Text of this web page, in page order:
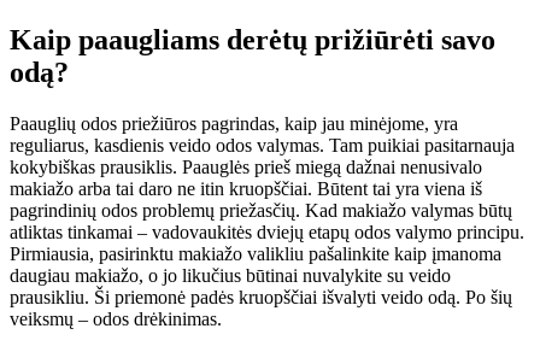
Kaip paaugliams derėtų prižiūrėti savo
odą?
Paauglių odos priežiūros pagrindas, kaip jau minėjome, yra
reguliarus, kasdienis veido odos valymas. Tam puikiai pasitarnauja
kokybiškas prausiklis. Paauglės prieš miegą dažnai nenusivalo
makiažo arba tai daro ne itin kruopščiai. Būtent tai yra viena iš
pagrindinių odos problemų priežasčių. Kad makiažo valymas būtų
atliktas tinkamai – vadovaukitės dviejų etapų odos valymo principu.
Pirmiausia, pasirinktu makiažo valikliu pašalinkite kaip įmanoma
daugiau makiažo, o jo likučius būtinai nuvalykite su veido
prausikliu. Ši priemonė padės kruopščiai išvalyti veido odą. Po šių
veiksmų – odos drėkinimas.